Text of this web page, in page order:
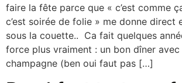
faire la fête parce que « c’est comme
c’est soirée de folie » me donne direct
sous la couette.. Ca fait quelques
force plus vraiment : un bon dîner
champagne (ben oui faut pas […]